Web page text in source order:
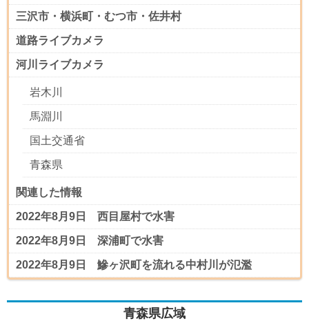
三沢市・横浜町・むつ市・佐井村
道路ライブカメラ
河川ライブカメラ
岩木川
馬淵川
国土交通省
青森県
関連した情報
2022年8月9日 西目屋村で水害
2022年8月9日 深浦町で水害
2022年8月9日 鰺ヶ沢町を流れる中村川が氾濫
青森県広域